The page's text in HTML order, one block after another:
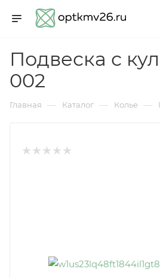
Подвеска с
002
Главная — Каталог — Колье —